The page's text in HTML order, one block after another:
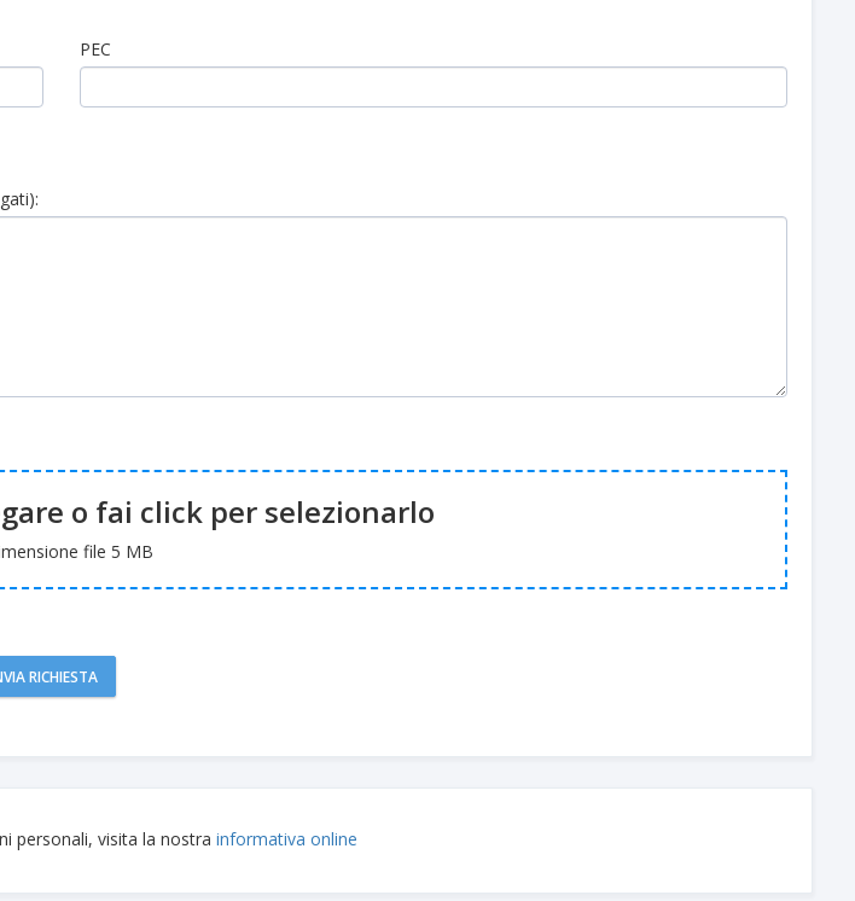
PEC
o fai click per selezionarlo
file 5 MB
RICHIESTA
personali, visita la nostra informativa online